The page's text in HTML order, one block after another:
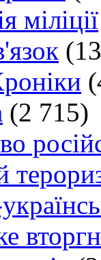
міліції
(2 715)